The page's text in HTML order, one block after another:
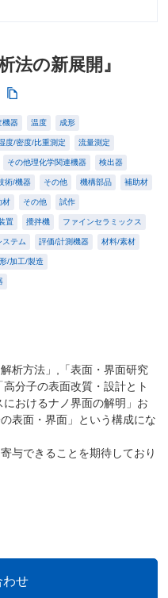
法の新展開』
機器 温度 成形
度/密度/比重測定 流量測定
その他理化学関連機器 検出器
術/機器 その他 機構部品 補助材
材 その他 試作
置 攪拌機 ファインセラミックス
ステム 評価/計測機器 材料/素材
/加工/製造
析方法」,「表面・界面研究
分子の表面改質・設計とト
おけるナノ界面の解明」お
表面・界面」という構成にな
与できることを期待しており